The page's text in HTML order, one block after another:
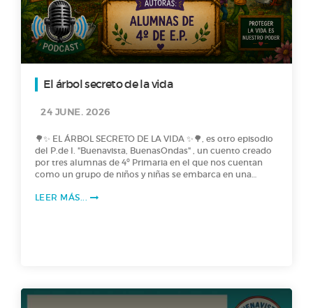
El árbol secreto de la vida
24 JUNE. 2026
🌳✨ EL ÁRBOL SECRETO DE LA VIDA ✨🌳, es otro episodio
del P.de I. "Buenavista, BuenasOndas" , un cuento creado
por tres alumnas de 4º Primaria en el que nos cuentan
como un grupo de niños y niñas se embarca en una
unas semillas muy especiales de las que crece a una
LEER MÁS...